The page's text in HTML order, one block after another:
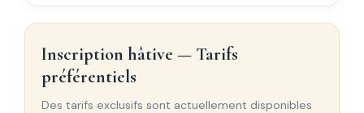
Inscription hâtive — Tarifs
préférentiels
Des tarifs exclusifs sont actuellement disponibles